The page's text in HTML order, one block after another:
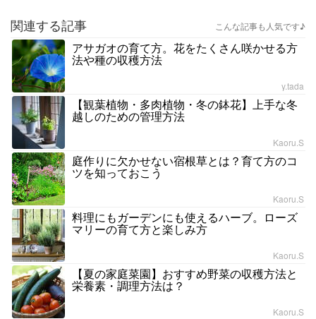
関連する記事 こんな記事も人気です♪
アサガオの育て方。花をたくさん咲かせる方
法や種の収穫方法
y.tada
【観葉植物・多肉植物・冬の鉢花】上手な冬
越しのための管理方法
Kaoru.S
庭作りに欠かせない宿根草とは？育て方のコ
ツを知っておこう
Kaoru.S
料理にもガーデンにも使えるハーブ。ローズ
マリーの育て方と楽しみ方
Kaoru.S
【夏の家庭菜園】おすすめ野菜の収穫方法と
栄養素・調理方法は？
Kaoru.S